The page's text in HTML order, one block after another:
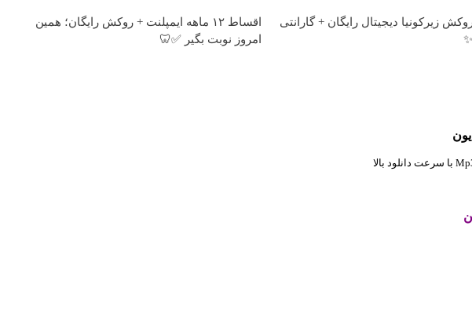
زیرکونیا دیجیتال رایگان + گارانتی
اقساط ۱۲ ماهه ایمپلنت + روکش رایگان؛ همین
امروز نوبت بگیر ✅🦷